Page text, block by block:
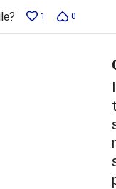
1 0